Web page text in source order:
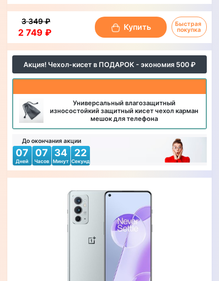
Акция! Чехол-кисет в ПОДАРОК - экономия 500 ₽
Универсальный влагозащитный
износостойкий защитный кисет чехол карман
мешок для телефона
До окончания акции
07
Дней
07
Часов
34
Минут
21
Секунд
2 749 ₽
3 349 ₽
Купить
Быстрая
покупка